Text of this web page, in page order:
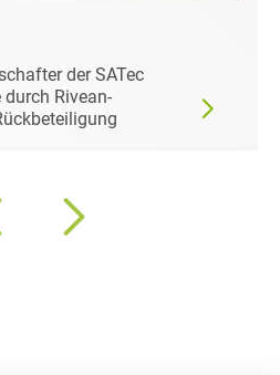
der SATec
durch Rivean-